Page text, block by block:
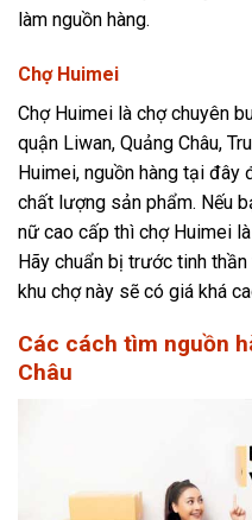
làm nguồn hàng.
Chợ Huimei
Chợ Huimei là chợ chuyên
quận Liwan, Quảng Châu,
Huimei, nguồn hàng tại
chất lượng sản phẩm. Nếu
nữ cao cấp thì chợ Huimei
Hãy chuẩn bị trước tinh
khu chợ này sẽ có giá khá
Các cách tìm nguồn
Châu